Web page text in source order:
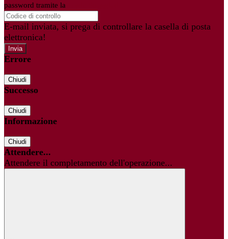
password tramite la
E-mail inviata, si prega di controllare la casella di posta
elettronica!
Errore
Chiudi
Successo
Chiudi
Informazione
Chiudi
Attendere...
Attendere il completamento dell'operazione...